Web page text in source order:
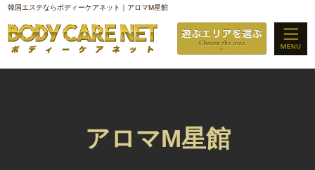
韓国エステならボディーケアネット｜アロマM星館
アロマM星館